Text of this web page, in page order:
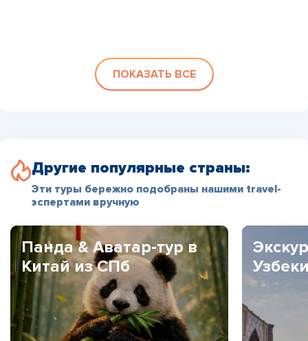
ПОКАЗАТЬ ВСЕ
Другие популярные страны:
Эти туры бережно подобраны нашими travel-
эспертами вручную
Панда & Аватар-тур в
Китай из СПб